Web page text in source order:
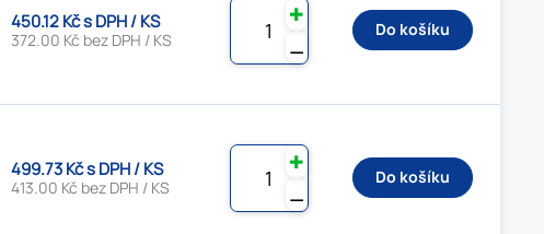
450.12 Kč s DPH / KS
372.00 Kč bez DPH / KS ⚊
✚
Do košíku
499.73 Kč s DPH / KS
413.00 Kč bez DPH / KS ⚊
✚
Do košíku